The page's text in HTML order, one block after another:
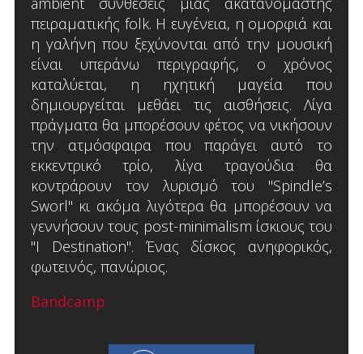
πειραματικής folk. Η ευγένεια, η ομορφιά και
η γαλήνη που ξεχύνονται από την μουσική
είναι υπεράνω περιγραφής, ο χρόνος
καταλύεται, η ηχητική μαγεία που
δημιουργείται μεθάει τις αισθήσεις. Λίγα
πράγματα θα μπορέσουν φέτος να νικήσουν
την ατμόσφαιρα που παράγει αυτό το
εκκεντρικό τρίο, λίγα τραγούδια θα
κοντράρουν τον λυρισμό του "Spindle’s
Sworl" κι ακόμα λιγότερα θα μπορέσουν να
γεννήσουν τους post-minimalism ίσκιους του
"I Destination". Ένας δίσκος ανηφορικός,
φωτεινός, πανώριος.
Bandcamp